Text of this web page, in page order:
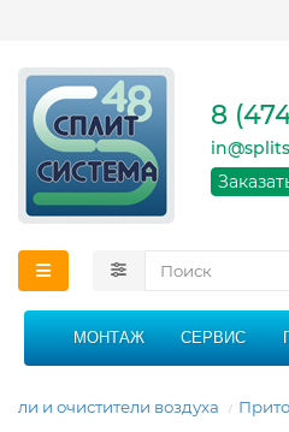
области
График
21:00 без
8
МОНТАЖ СЕРВИС
и очистители воздуха